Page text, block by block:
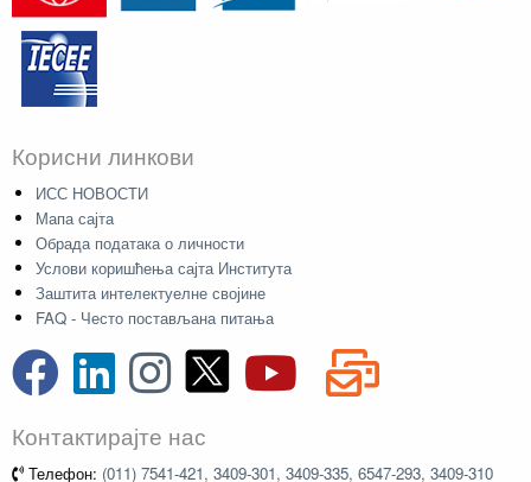
Корисни линкови
ИСС НОВОСТИ
Мапа сајта
Обрада података о личности
Услови коришћења сајта Института
Заштита интелектуелне својине
FAQ - Често постављана питања
Контактирајте нас
Телефон: (011) 7541-421, 3409-301, 3409-335, 6547-293, 3409-310